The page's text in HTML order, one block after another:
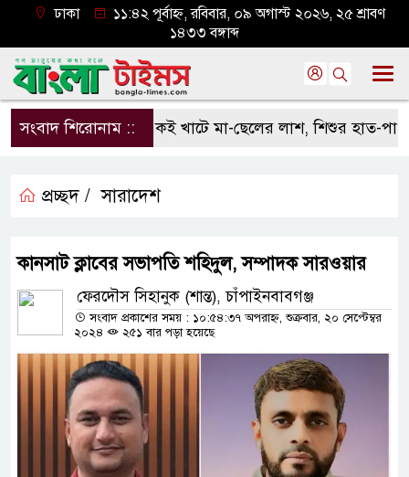
ঢাকা
১১:৪২ পূর্বাহ্ন, রবিবার, ০৯ অগাস্ট ২০২৬, ২৫ শ্রাবণ
১৪৩৩ বঙ্গাব্দ
সংবাদ শিরোনাম ::একই খাটে মা-ছেলের লাশ, শিশুর হাত-পা
প্রচ্ছদ / সারাদেশ
কানসাট ক্লাবের সভাপতি শহিদুল, সম্পাদক সারওয়ার
ফেরদৌস সিহানুক (শান্ত), চাঁপাইনবাবগঞ্জ
সংবাদ প্রকাশের সময় : ১০:৫৪:৩৭ অপরাহ্ন, শুক্রবার, ২০ সেপ্টেম্বর
২০২৪
২৫১ বার পড়া হয়েছে